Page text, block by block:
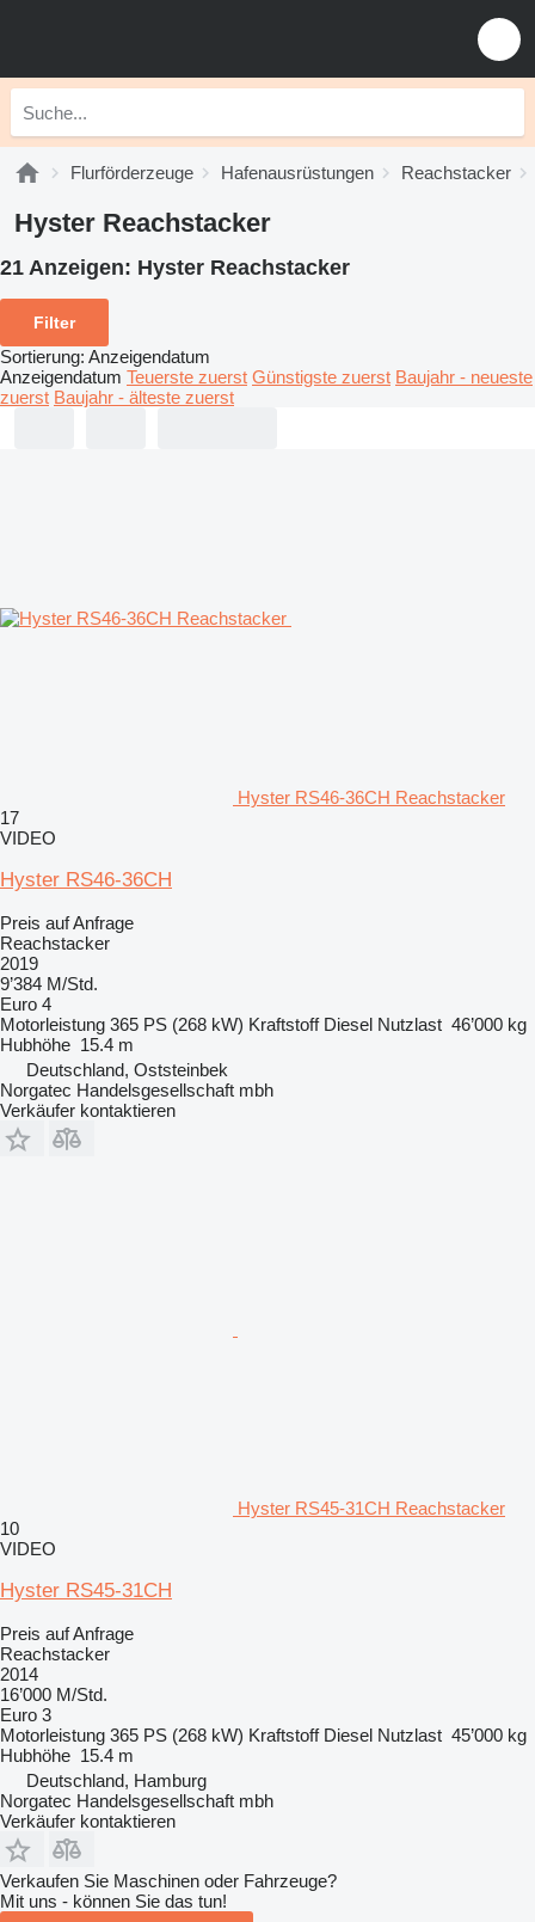
Flurförderzeuge Hafenausrüstungen Reachstacker
Hyster Reachstacker
21 Anzeigen: Hyster Reachstacker
Filter
Sortierung: Anzeigendatum
Anzeigendatum Teuerste zuerst Günstigste zuerst Baujahr - neueste
zuerst Baujahr - älteste zuerst
Hyster RS46-36CH Reachstacker
17
VIDEO
Hyster RS46-36CH
Preis auf Anfrage
Reachstacker
2019
9’384 M/Std.
Euro 4
Motorleistung 365 PS (268 kW) Kraftstoff Diesel Nutzlast 46’000 kg
Hubhöhe 15.4 m
Deutschland, Oststeinbek
Norgatec Handelsgesellschaft mbh
Verkäufer kontaktieren
Hyster RS45-31CH Reachstacker
10
VIDEO
Hyster RS45-31CH
Preis auf Anfrage
Reachstacker
2014
16’000 M/Std.
Euro 3
Motorleistung 365 PS (268 kW) Kraftstoff Diesel Nutzlast 45’000 kg
Hubhöhe 15.4 m
Deutschland, Hamburg
Norgatec Handelsgesellschaft mbh
Verkäufer kontaktieren
Verkaufen Sie Maschinen oder Fahrzeuge?
Mit uns - können Sie das tun!